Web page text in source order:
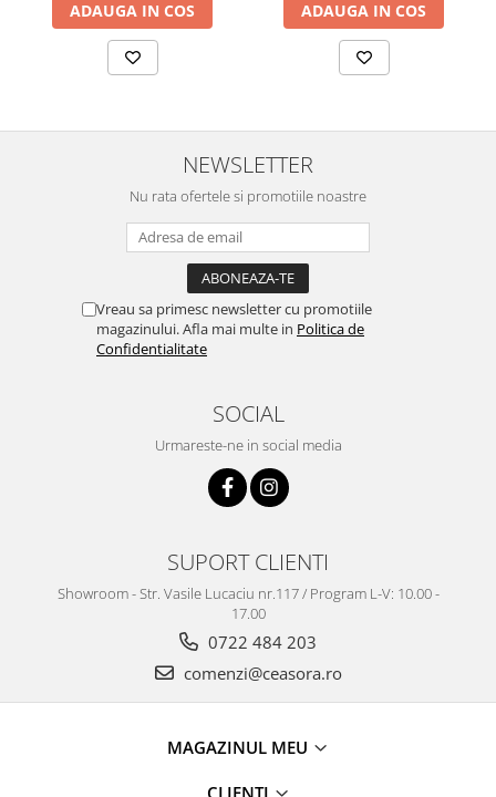
ADAUGA IN COS ADAUGA IN COS
NEWSLETTER
Nu rata ofertele si promotiile noastre
Vreau sa primesc newsletter cu promotiile
magazinului. Afla mai multe in Politica de
Confidentialitate
SOCIAL
Urmareste-ne in social media
SUPORT CLIENTI
Showroom - Str. Vasile Lucaciu nr.117 / Program L-V: 10.00 -
17.00
0722 484 203
comenzi@ceasora.ro
MAGAZINUL MEU